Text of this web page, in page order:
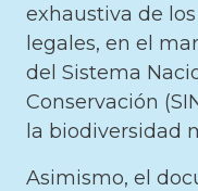
exhaustiva de
legales, en el
del Sistema
Conservación
la biodiversidad
Asimismo, el